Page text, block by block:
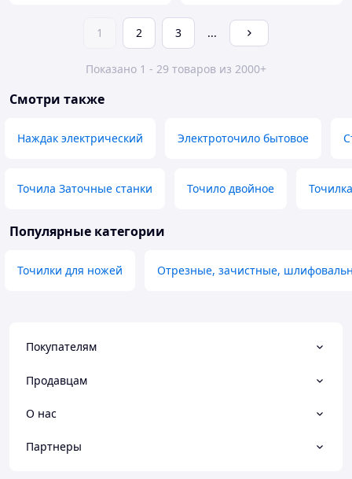
1 2 3 ...
Показано 1 - 29 товаров из 2000+
Смотри также
Наждак электрический Электроточило бытовое
Точила Заточные станки Точило двойное
Популярные категории
Точилки для ножей Отрезные, зачистные,
Покупателям
Продавцам
О нас
Партнеры